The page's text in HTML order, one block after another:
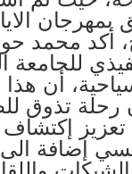
بمهرجان
أكد محمد
للجامعة
أن
رحلة تذوق
تعزيز
إضافة